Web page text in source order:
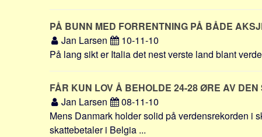
PÅ BUNN MED FORRENTNING PÅ BÅDE
Jan Larsen
10-11-10
På lang sikt er Italia det nest verste land blant
FÅR KUN LOV Å BEHOLDE 24-28 ØRE AV
Jan Larsen
08-11-10
Mens Danmark holder solid på verdensrekorden i
skattebetaler i Belgia ...